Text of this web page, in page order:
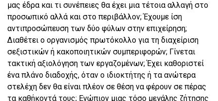
μας έδρα και τι συνέπειες θα έχει μια τέτοια αλλαγή στο
προσωπικό αλλά και στο περιβάλλον; Έχουμε ίση
αντιπροσώπευση των δύο φύλων στην επιχείρηση;
Διαθέτει ο οργανισμός πρωτόκολλο για τη διαχείριση
σεξιστικών ή κακοποιητικών συμπεριφορών; Γίνεται
τακτική αξιολόγηση των εργαζομένων; Έχει καθοριστεί
ένα πλάνο διαδοχής, όταν ο ιδιοκτήτης ή τα ανώτερα
στελέχη δεν θα είναι πλέον σε θέση να φέρουν σε πέρας
τα καθήκοντά τους; Ενώπιον μιας τόσο μεγάλης ζήτησης